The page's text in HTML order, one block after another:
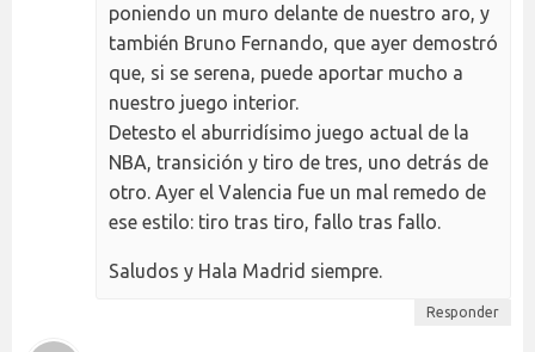
poniendo un muro delante de nuestro aro, y
también Bruno Fernando, que ayer demostró
que, si se serena, puede aportar mucho a
nuestro juego interior.
Detesto el aburridísimo juego actual de la
NBA, transición y tiro de tres, uno detrás de
otro. Ayer el Valencia fue un mal remedo de
ese estilo: tiro tras tiro, fallo tras fallo.
Saludos y Hala Madrid siempre.
Responder